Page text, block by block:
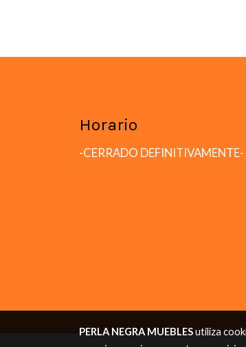
Horario
-CERRADO DEFINITIVAMENTE-
PERLA NEGRA MUEBLESutiliza